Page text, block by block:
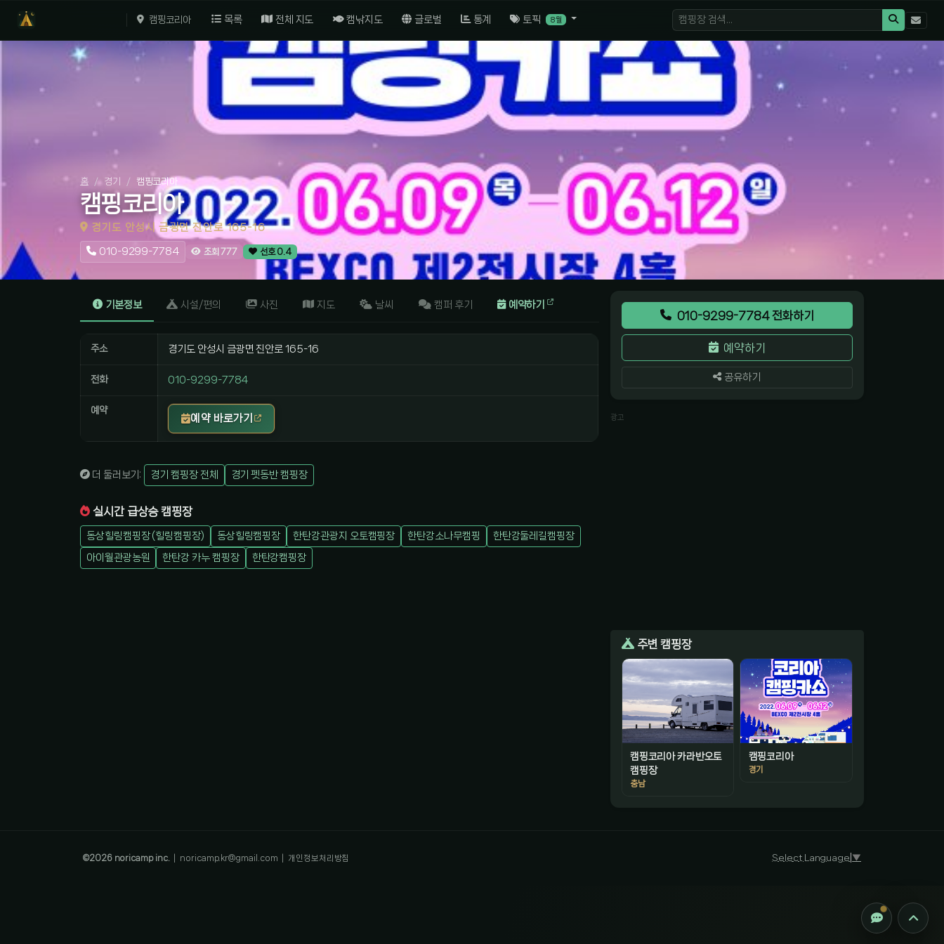
캠핑코리아 목록 전체 지도 캠낚지도 글로벌 통계 토픽 8월
홈 경기 캠핑코리아
캠핑코리아
경기도 안성시 금광면 진안로 165-16
010-9299-7784 조회 777 선호 0.4
기본정보 시설/편의 사진 지도 날씨 캠퍼 후기 예약하기
주소 경기도 안성시 금광면 진안로 165-16
전화 010-9299-7784
예약
예약 바로가기
더 둘러보기: 경기 캠핑장 전체 경기 펫동반 캠핑장
실시간 급상승 캠핑장
동상힐링캠핑장 (힐링캠핑장) 동상힐링캠핑장 한탄강관광지 오토캠핑장 한탄강소나무캠핑
한탄강둘레길캠핑장
아이월관광농원
한탄강 카누 캠핑장 한탄강캠핑장
010-9299-7784 전화하기
예약하기
공유하기
광고
주변 캠핑장
캠핑코리아 카라반오토
캠핑장
충남
캠핑코리아
경기
©2026noricamp inc. noricamp.kr@gmail.com 개인정보처리방침 Select Language ▼